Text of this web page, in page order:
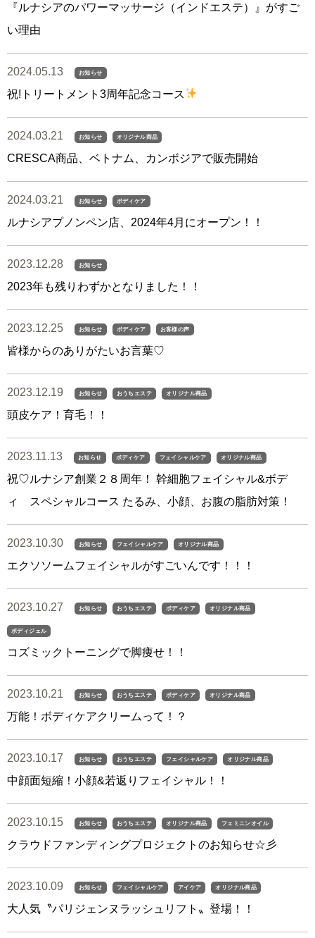
『ルナシアのパワーマッサージ（インドエステ）』がすご
い理由
2024.05.13 お知らせ
祝!トリートメント3周年記念コース
2024.03.21 お知らせ オリジナル商品
CRESCA商品、ベトナム、カンボジアで販売開始
2024.03.21 お知らせ ボディケア
ルナシアプノンペン店、2024年4月にオープン！！
2023.12.28 お知らせ
2023年も残りわずかとなりました！！
2023.12.25 お知らせ ボディケア お客様の声
皆様からのありがたいお言葉♡
2023.12.19 お知らせ おうちエステ オリジナル商品
頭皮ケア！育毛！！
2023.11.13 お知らせ ボディケア フェイシャルケア オリジナル商品
祝♡ルナシア創業２８周年！ 幹細胞フェイシャル&ボデ
ィ スペシャルコース たるみ、小顔、お腹の脂肪対策！
2023.10.30 お知らせ フェイシャルケア オリジナル商品
エクソソームフェイシャルがすごいんです！！！
2023.10.27 お知らせ おうちエステ ボディケア オリジナル商品
ボディジェル
コズミックトーニングで脚痩せ！！
2023.10.21 お知らせ おうちエステ ボディケア オリジナル商品
万能！ボディケアクリームって！？
2023.10.17 お知らせ おうちエステ フェイシャルケア オリジナル商品
中顔面短縮！小顔&若返りフェイシャル！！
2023.10.15 お知らせ おうちエステ オリジナル商品 フェミニンオイル
クラウドファンディングプロジェクトのお知らせ☆彡
2023.10.09 お知らせ フェイシャルケア アイケア オリジナル商品
大人気〝パリジェンヌラッシュリフト〟登場！！